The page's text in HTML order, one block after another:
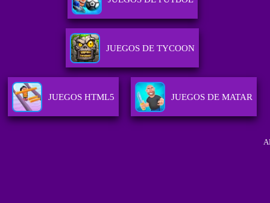
JUEGOS DE TYCOON
JUEGOS HTML5 JUEGOS DE MATAR